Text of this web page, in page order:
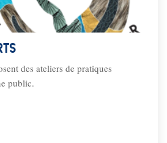
des ateliers de pratiques
public.